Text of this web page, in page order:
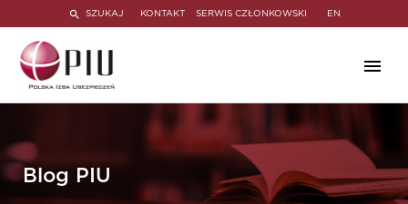
SZUKAJ KONTAKT SERWIS CZŁONKOWSKI EN
Blog PIU